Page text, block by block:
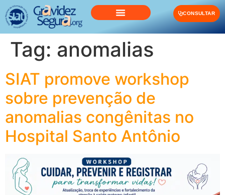
conteúdo
CONSULTAR
Tag: anomalias
SIAT promove workshop
sobre prevenção de
anomalias congênitas no
Hospital Santo Antônio